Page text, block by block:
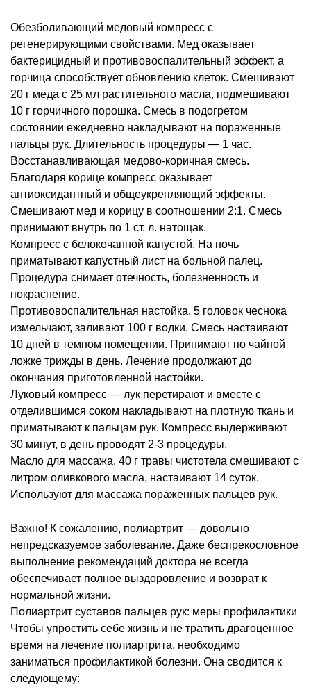
Обезболивающий медовый компресс с
регенерирующими свойствами. Мед оказывает
бактерицидный и противовоспалительный эффект, а
горчица способствует обновлению клеток. Смешивают
20 г меда с 25 мл растительного масла, подмешивают
10 г горчичного порошка. Смесь в подогретом
состоянии ежедневно накладывают на пораженные
пальцы рук. Длительность процедуры ― 1 час.
Восстанавливающая медово-коричная смесь.
Благодаря корице компресс оказывает
антиоксидантный и общеукрепляющий эффекты.
Смешивают мед и корицу в соотношении 2:1. Смесь
принимают внутрь по 1 ст. л. натощак.
Компресс с белокочанной капустой. На ночь
приматывают капустный лист на больной палец.
Процедура снимает отечность, болезненность и
покраснение.
Противовоспалительная настойка. 5 головок чеснока
измельчают, заливают 100 г водки. Смесь настаивают
10 дней в темном помещении. Принимают по чайной
ложке трижды в день. Лечение продолжают до
окончания приготовленной настойки.
Луковый компресс ― лук перетирают и вместе с
отделившимся соком накладывают на плотную ткань и
приматывают к пальцам рук. Компресс выдерживают
30 минут, в день проводят 2-3 процедуры.
Масло для массажа. 40 г травы чистотела смешивают с
литром оливкового масла, настаивают 14 суток.
Используют для массажа пораженных пальцев рук.
Важно! К сожалению, полиартрит — довольно
непредсказуемое заболевание. Даже беспрекословное
выполнение рекомендаций доктора не всегда
обеспечивает полное выздоровление и возврат к
нормальной жизни.
Полиартрит суставов пальцев рук: меры профилактики
Чтобы упростить себе жизнь и не тратить драгоценное
время на лечение полиартрита, необходимо
заниматься профилактикой болезни. Она сводится к
следующему: